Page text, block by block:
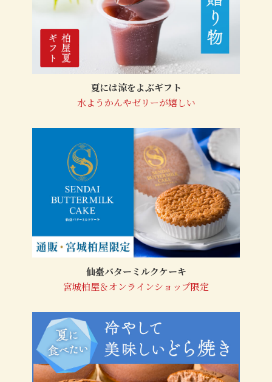
夏には涼をよぶギフト
水ようかんやゼリーが嬉しい
仙臺バターミルクケーキ
宮城柏屋＆オンラインショップ限定